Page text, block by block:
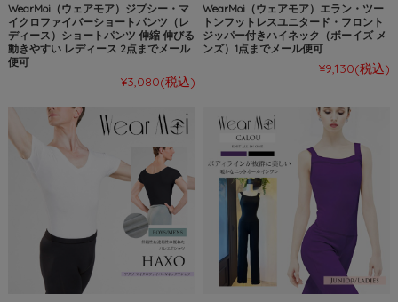
WearMoi（ウェアモア）ジプシー・マ
イクロファイバーショートパンツ（レ
ディース）ショートパンツ 伸縮 伸びる
動きやすい レディース 2点までメール
便可
¥3,080(税込)
WearMoi（ウェアモア）エラン・ツー
トンフットレスユニタード・フロント
ジッパー付きハイネック（ボーイズ メ
ンズ）1点までメール便可
¥9,130(税込)